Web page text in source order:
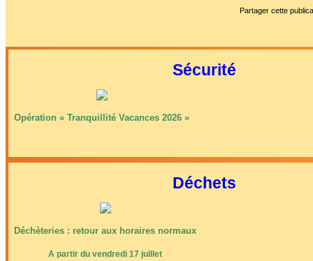
Partager cette
Sécurité
Opération « Tranquillité Vacances 2026 »
Déchets
Déchèteries : retour aux horaires normaux
A partir du vendredi 17 juillet